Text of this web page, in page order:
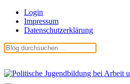
Login
Impressum
Datenschutzerklärung